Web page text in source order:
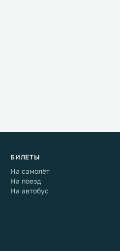
БИЛЕТЫ
На самолёт
На поезд
На автобус